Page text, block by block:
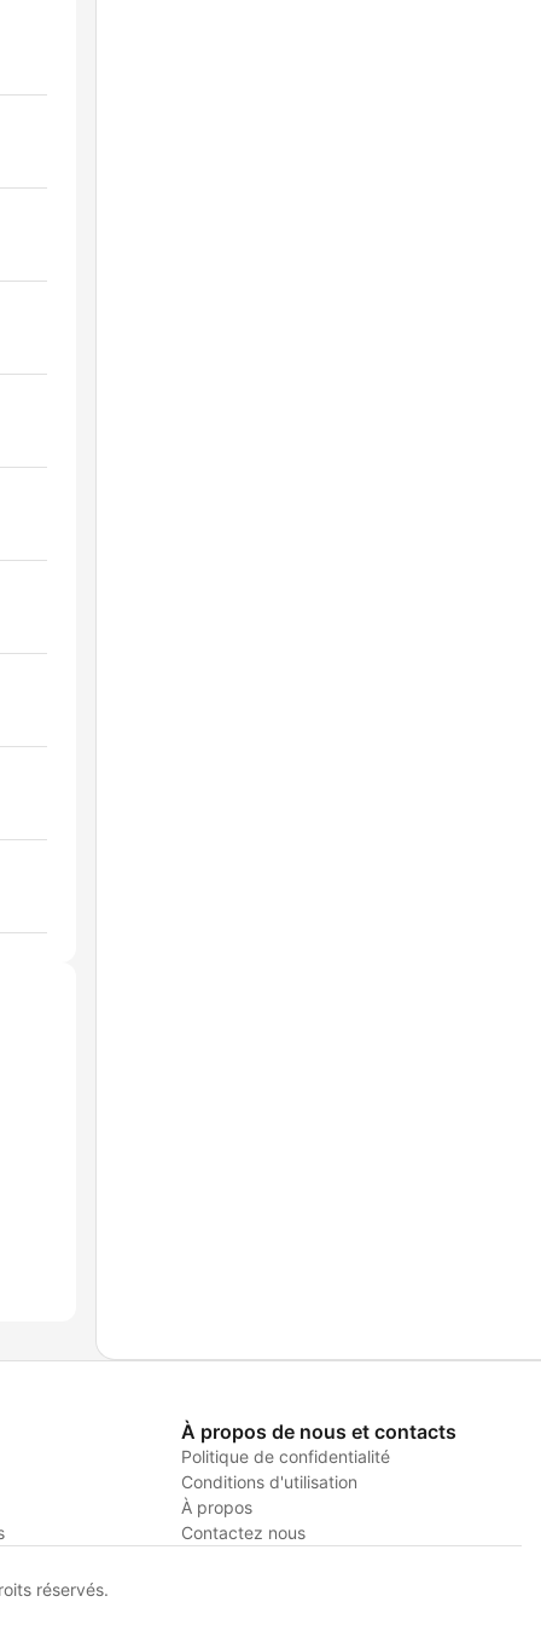
À propos de nous et contacts
Politique de confidentialité
Conditions d'utilisation
À propos
Contactez nous
réservés.